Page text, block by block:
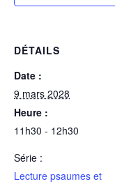
DÉTAILS
Date :
9 mars 2028
Heure :
11h30 - 12h30
Série :
Lecture psaumes et